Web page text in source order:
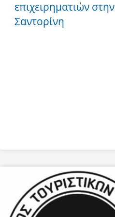
επιχειρηματιών στην
Σαντορίνη